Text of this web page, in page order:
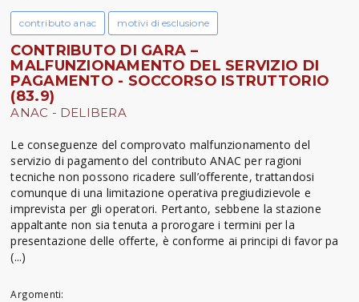
contributo anac motivi di esclusione
CONTRIBUTO DI GARA –
MALFUNZIONAMENTO DEL SERVIZIO DI
PAGAMENTO - SOCCORSO ISTRUTTORIO
(83.9)
ANAC - DELIBERA
Le conseguenze del comprovato malfunzionamento del
servizio di pagamento del contributo ANAC per ragioni
tecniche non possono ricadere sull’offerente, trattandosi
comunque di una limitazione operativa pregiudizievole e
imprevista per gli operatori. Pertanto, sebbene la stazione
appaltante non sia tenuta a prorogare i termini per la
presentazione delle offerte, è conforme ai principi di favor pa
(...)
Argomenti: